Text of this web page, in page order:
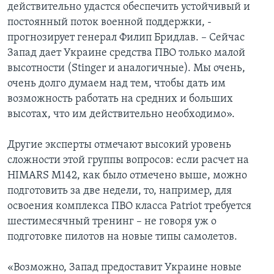
действительно удастся обеспечить устойчивый и
постоянный поток военной поддержки, -
прогнозирует генерал Филип Бридлав. – Сейчас
Запад дает Украине средства ПВО только малой
высотности (Stinger и аналогичные). Мы очень,
очень долго думаем над тем, чтобы дать им
возможность работать на средних и больших
высотах, что им действительно необходимо».
Другие эксперты отмечают высокий уровень
сложности этой группы вопросов: если расчет на
HIMARS M142, как было отмечено выше, можно
подготовить за две недели, то, например, для
освоения комплекса ПВО класса Patriot требуется
шестимесячный тренинг – не говоря уж о
подготовке пилотов на новые типы самолетов.
«Возможно, Запад предоставит Украине новые